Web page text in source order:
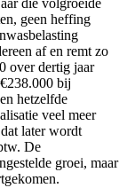
die volgroeide
geen heffing
af en remt zo
over dertig jaar
bij
hetzelfde
veel meer
later wordt
De
groei, maar